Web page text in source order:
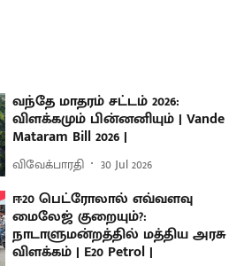
வந்தே மாதரம் சட்டம் 2026:
விளக்கமும் பின்னனியும் | Vande
Mataram Bill 2026 |
விவேக்பாரதி 30 Jul 2026
ஈ20 பெட்ரோலால் எவ்வளவு
மைலேஜ் குறையும்?:
நாடாளுமன்றத்தில் மத்திய அரசு
விளக்கம் | E20 Petrol |